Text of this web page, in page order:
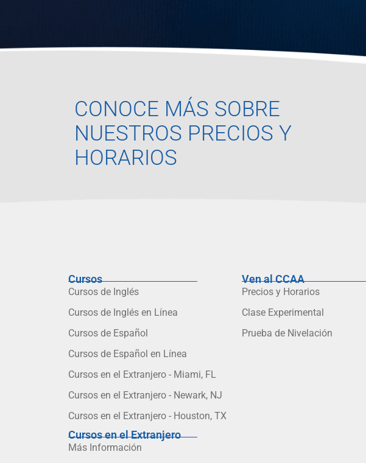
CONOCE MÁS SOBRE
NUESTROS PRECIOS Y
HORARIOS
Cursos
Cursos de Inglés
Cursos de Inglés en Línea
Cursos de Español
Cursos de Español en Línea
Cursos en el Extranjero - Miami, FL
Cursos en el Extranjero - Newark, NJ
Cursos en el Extranjero - Houston, TX
Cursos en el Extranjero
Más Información
Ven al CCAA
Precios y Horarios
Clase Experimental
Prueba de Nivelación